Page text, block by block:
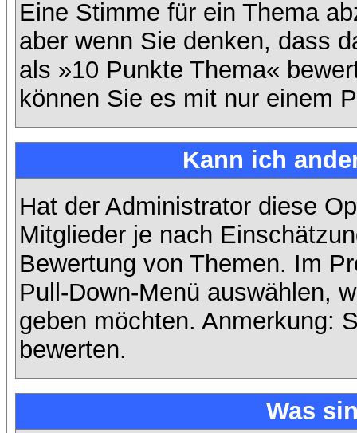
Eine Stimme für ein Thema
aber wenn Sie denken, dass
als »10 Punkte Thema«
können Sie es mit nur einem
Kann ich
Hat der Administrator diese
Mitglieder je nach
Bewertung von Themen. Im
Pull-Down-Menü auswählen,
geben möchten. Anmerkung:
bewerten.
Was